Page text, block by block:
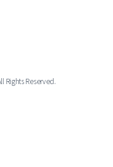
Rights Reserved.